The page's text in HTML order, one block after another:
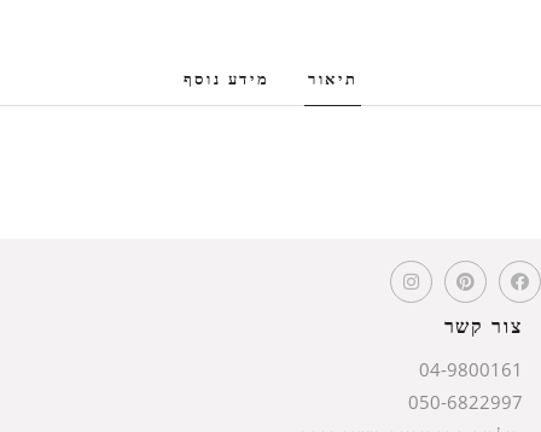
תיאור מידע נוסף
צור קשר
04-9800161
050-6822997